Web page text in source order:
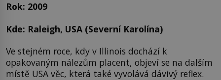
Rok: 2009
Kde: Raleigh, USA (Severní Karolína)
Ve stejném roce, kdy v Illinois dochází k
opakovaným nálezům placent, objeví se na dalším
místě USA věc, která také vyvolává dávivý reflex.